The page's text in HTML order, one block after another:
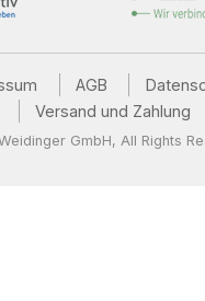
AGB
Versand und Zahlung
GmbH, All Rights